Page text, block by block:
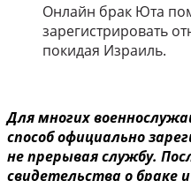
Онлайн брак Юта
зарегистрировать
покидая Израиль.
Для многих
способ официально
не прерывая службу.
свидетельства о браке